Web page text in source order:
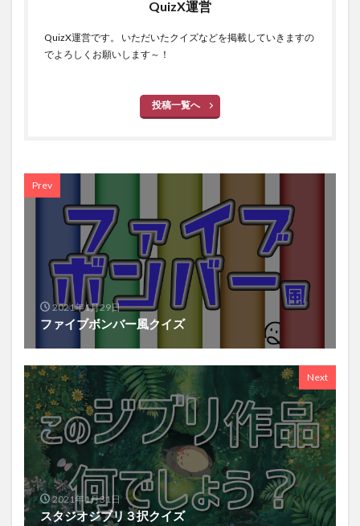
QuizX運営
QuizX運営です。 いただいたクイズなどを掲載していきますの
でよろしくお願いします～！
投稿一覧へ
Prev
2021年1月29日
ファイブボンバー風クイズ
Next
2021年1月31日
スタジオジブリ３択クイズ